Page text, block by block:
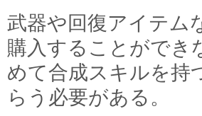
武器や回復アイテム
購入することができ
めて合成スキルを持
らう必要がある。